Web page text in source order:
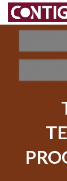
PARTICIPACIÓN
AGRUPACIONES
TRANSPARENCIA
ACTUALIDAD